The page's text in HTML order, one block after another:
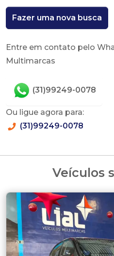
Fazer uma nova busca
Entre em contato pelo
Multimarcas
(31)99249-0078
Ou ligue agora para:
(31)99249-0078
Veículos